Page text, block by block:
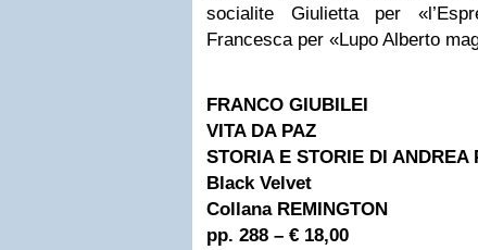
socialite Giulietta per
Francesca per «Lupo Alberto
FRANCO GIUBILEI
VITA DA PAZ
STORIA E STORIE DI ANDREA
Black Velvet
Collana REMINGTON
pp. 288 – € 18,00